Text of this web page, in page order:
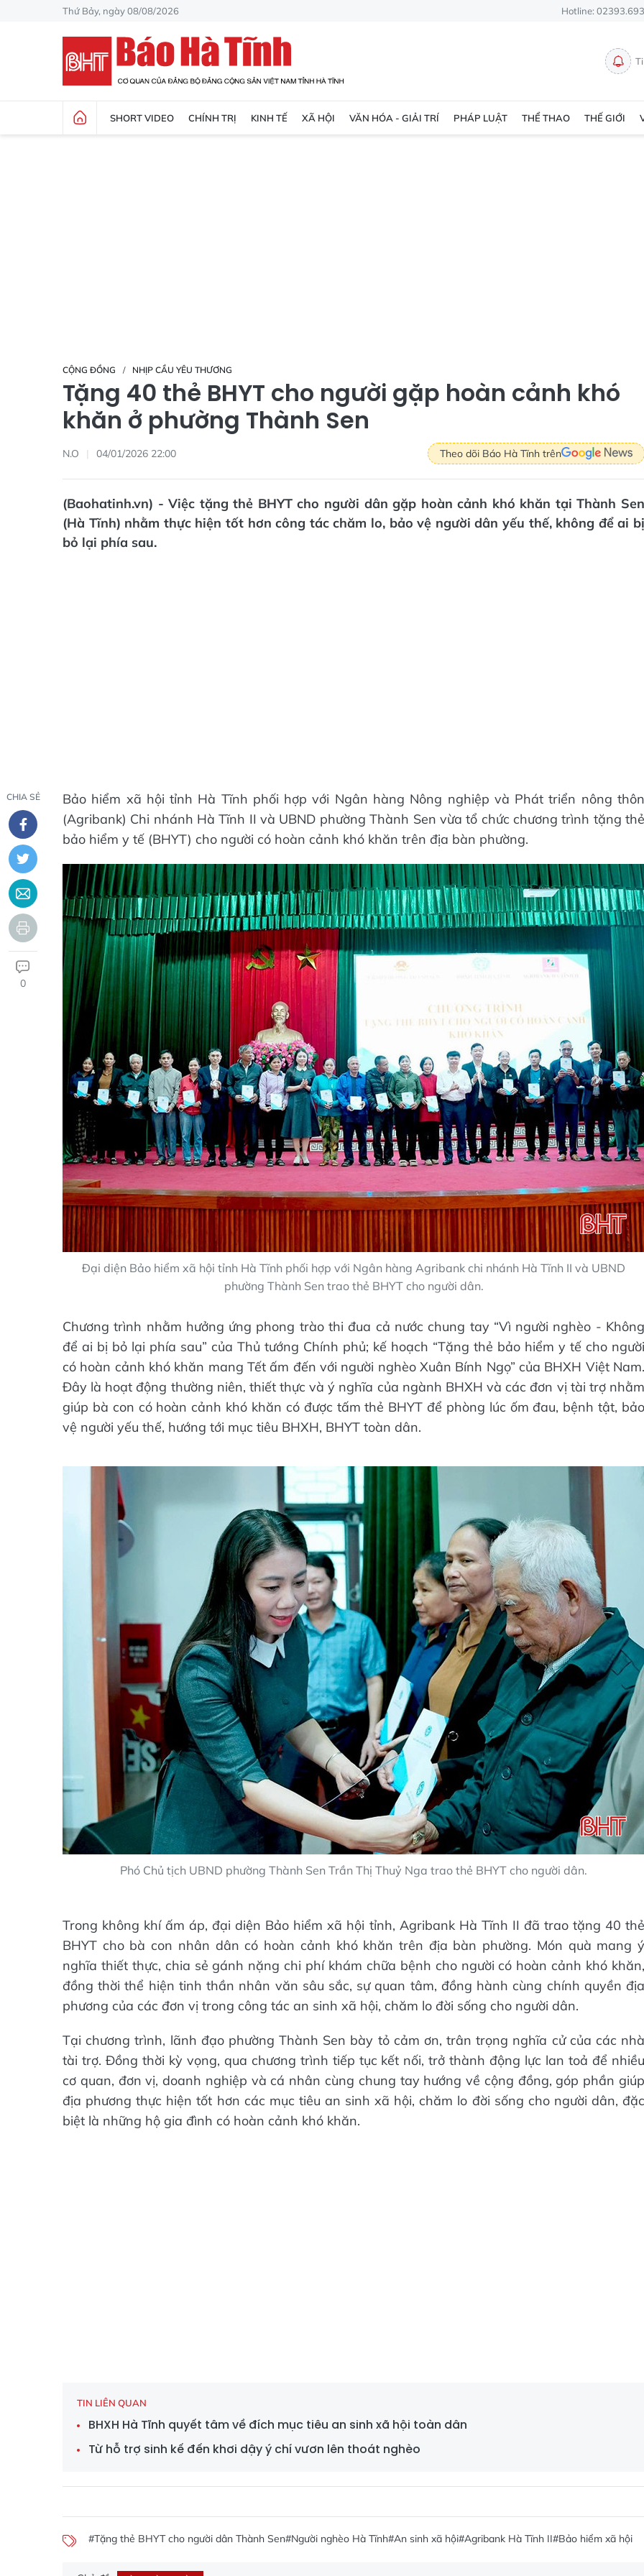
Thứ Bảy, ngày 08/08/2026 Hotline:
SHORT VIDEO CHÍNH TRỊ KINH TẾ XÃ HỘI VĂN HÓA - GIẢI TRÍ PHÁP LUẬT THỂ THAO THẾ GIỚI
CỘNG ĐỒNG NHỊP CẦU YÊU THƯƠNG
Tặng 40 thẻ BHYT cho người gặp hoàn cảnh khó
khăn ở phường Thành Sen
N.O 04/01/2026 22:00 Theo dõi Báo Hà Tĩnh trên
(Baohatinh.vn) - Việc tặng thẻ BHYT cho người dân gặp hoàn cảnh khó khăn tại Thành Sen
(Hà Tĩnh) nhằm thực hiện tốt hơn công tác chăm lo, bảo vệ người dân yếu thế, không để ai bị
bỏ lại phía sau.
CHIA SẺ
0
Bảo hiểm xã hội tỉnh Hà Tĩnh phối hợp với Ngân hàng Nông nghiệp và Phát triển nông thôn
(Agribank) Chi nhánh Hà Tĩnh II và UBND phường Thành Sen vừa tổ chức chương trình tặng thẻ
bảo hiểm y tế (BHYT) cho người có hoàn cảnh khó khăn trên địa bàn phường.
Đại diện Bảo hiểm xã hội tỉnh Hà Tĩnh phối hợp với Ngân hàng Agribank chi nhánh Hà Tĩnh II và UBND
phường Thành Sen trao thẻ BHYT cho người dân.
Chương trình nhằm hưởng ứng phong trào thi đua cả nước chung tay “Vì người nghèo - Không
để ai bị bỏ lại phía sau” của Thủ tướng Chính phủ; kế hoạch “Tặng thẻ bảo hiểm y tế cho người
có hoàn cảnh khó khăn mang Tết ấm đến với người nghèo Xuân Bính Ngọ” của BHXH Việt Nam.
Đây là hoạt động thường niên, thiết thực và ý nghĩa của ngành BHXH và các đơn vị tài trợ nhằm
giúp bà con có hoàn cảnh khó khăn có được tấm thẻ BHYT để phòng lúc ốm đau, bệnh tật, bảo
vệ người yếu thế, hướng tới mục tiêu BHXH, BHYT toàn dân.
Phó Chủ tịch UBND phường Thành Sen Trần Thị Thuỷ Nga trao thẻ BHYT cho người dân.
Trong không khí ấm áp, đại diện Bảo hiểm xã hội tỉnh, Agribank Hà Tĩnh II đã trao tặng 40 thẻ
BHYT cho bà con nhân dân có hoàn cảnh khó khăn trên địa bàn phường. Món quà mang ý
nghĩa thiết thực, chia sẻ gánh nặng chi phí khám chữa bệnh cho người có hoàn cảnh khó khăn,
đồng thời thể hiện tinh thần nhân văn sâu sắc, sự quan tâm, đồng hành cùng chính quyền địa
phương của các đơn vị trong công tác an sinh xã hội, chăm lo đời sống cho người dân.
Tại chương trình, lãnh đạo phường Thành Sen bày tỏ cảm ơn, trân trọng nghĩa cử của các nhà
tài trợ. Đồng thời kỳ vọng, qua chương trình tiếp tục kết nối, trở thành động lực lan toả để nhiều
cơ quan, đơn vị, doanh nghiệp và cá nhân cùng chung tay hướng về cộng đồng, góp phần giúp
địa phương thực hiện tốt hơn các mục tiêu an sinh xã hội, chăm lo đời sống cho người dân, đặc
biệt là những hộ gia đình có hoàn cảnh khó khăn.
TIN LIÊN QUAN
BHXH Hà Tĩnh quyết tâm về đích mục tiêu an sinh xã hội toàn dân
Từ hỗ trợ sinh kế đến khơi dậy ý chí vươn lên thoát nghèo
#Tặng thẻ BHYT cho người dân Thành Sen#Người nghèo Hà Tĩnh#An sinh xã hội#Agribank Hà Tĩnh II#Bảo hiểm xã hội